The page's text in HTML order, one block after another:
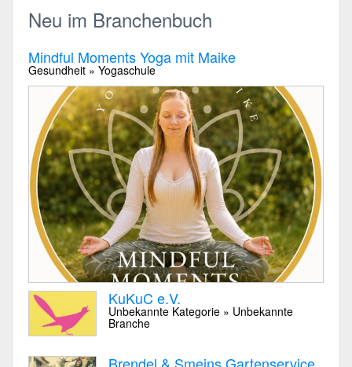
Neu im Branchenbuch
Mindful Moments Yoga mit Maike
Gesundheit » Yogaschule
KuKuC e.V.
Unbekannte Kategorie » Unbekannte
Branche